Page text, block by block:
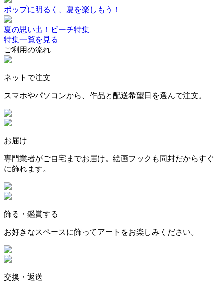
ポップに明るく、夏を楽しもう！
夏の思い出！ビーチ特集
特集一覧を見る
ご利用の流れ
ネットで注文
スマホやパソコンから、作品と配送希望日を選んで注文。
お届け
専門業者がご自宅までお届け。絵画フックも同封だからすぐ
に飾れます。
飾る・鑑賞する
お好きなスペースに飾ってアートをお楽しみください。
交換・返送